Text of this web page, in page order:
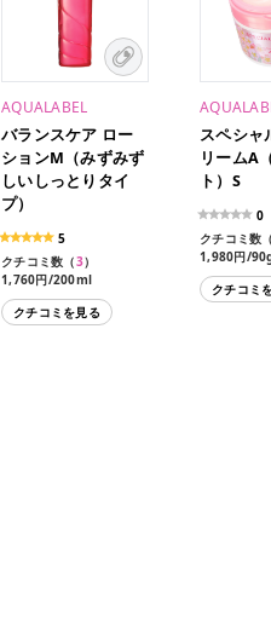
AQUALABEL
バランスケア ロー
ションM（みずみず
しいしっとりタイ
プ）
5
クチコミ数（3）
1,760円/200ml
1,540円/180ml（レフィ
ル）クチコミを見る
スペシャ
リームA
ト）S
0
クチコミ数（
1,980円/
クチコミ